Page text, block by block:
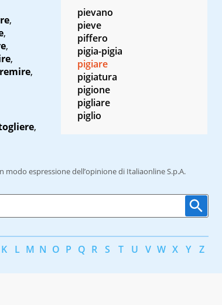
,
,
,
,
,
,
pievano
pieve
piffero
pigia-pigia
pigiare
pigiatura
pigione
pigliare
piglio
espressione dell’opinione di Italiaonline S.p.A.
K L M N O P Q R S T U V W X Y Z